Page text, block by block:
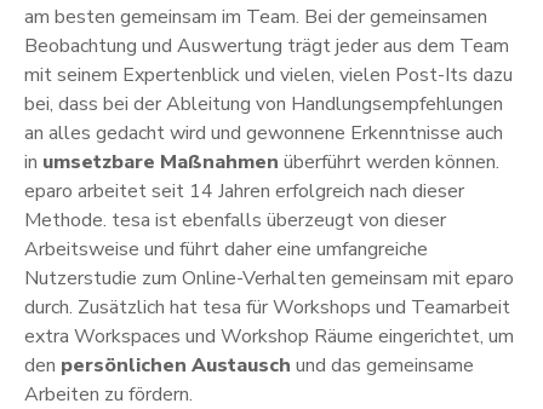
am besten gemeinsam im Team. Bei der gemeinsamen
Beobachtung und Auswertung trägt jeder aus dem Team
mit seinem Expertenblick und vielen, vielen Post-Its dazu
bei, dass bei der Ableitung von Handlungsempfehlungen
an alles gedacht wird und gewonnene Erkenntnisse auch
in umsetzbare Maßnahmen überführt werden können.
eparo arbeitet seit 14 Jahren erfolgreich nach dieser
Methode. tesa ist ebenfalls überzeugt von dieser
Arbeitsweise und führt daher eine umfangreiche
Nutzerstudie zum Online-Verhalten gemeinsam mit eparo
durch. Zusätzlich hat tesa für Workshops und Teamarbeit
extra Workspaces und Workshop Räume eingerichtet, um
den persönlichen Austausch und das gemeinsame
Arbeiten zu fördern.